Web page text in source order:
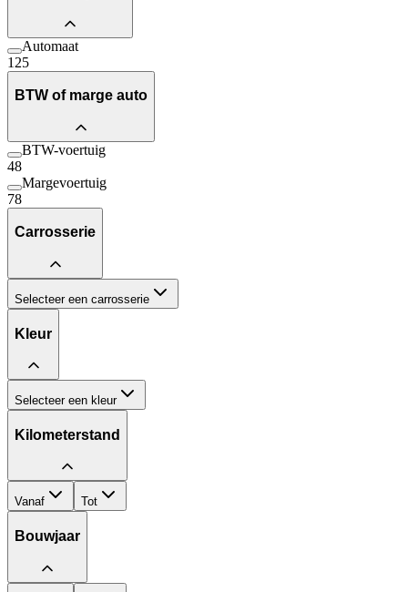
Automaat
125
BTW of marge auto
BTW-voertuig
48
Margevoertuig
78
Carrosserie
Selecteer een carrosserie
Kleur
Selecteer een kleur
Kilometerstand
Vanaf Tot
Bouwjaar